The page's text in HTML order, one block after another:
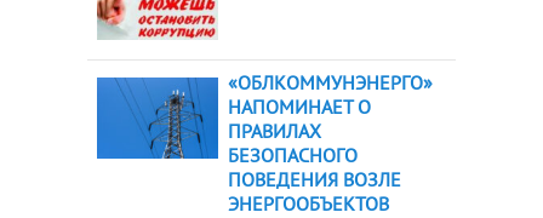
«ОБЛКОММУНЭНЕРГО»
НАПОМИНАЕТ О
ПРАВИЛАХ
БЕЗОПАСНОГО
ПОВЕДЕНИЯ ВОЗЛЕ
ЭНЕРГООБЪЕКТОВ